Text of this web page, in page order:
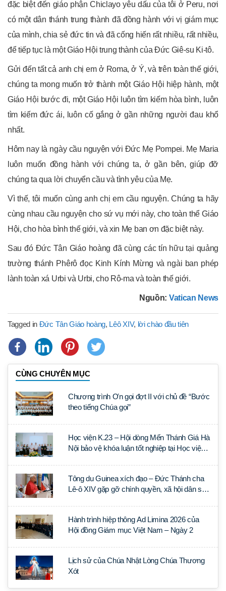
đặc biệt đến giáo phận Chiclayo yêu dấu của tôi ở Peru, nơi
có một dân thánh trung thành đã đồng hành với vị giám mục
của mình, chia sẻ đức tin và đã cống hiến rất nhiều, rất nhiều,
để tiếp tục là một Giáo Hội trung thành của Đức Giê-su Ki-tô.
Gửi đến tất cả anh chị em ở Roma, ở Ý, và trên toàn thế giới,
chúng ta mong muốn trở thành một Giáo Hội hiệp hành, một
Giáo Hội bước đi, một Giáo Hội luôn tìm kiếm hòa bình, luôn
tìm kiếm đức ái, luôn cố gắng ở gần những người đau khổ
nhất.
Hôm nay là ngày cầu nguyện với Đức Mẹ Pompei. Mẹ Maria
luôn muốn đồng hành với chúng ta, ở gần bên, giúp đỡ
chúng ta qua lời chuyển cầu và tình yêu của Mẹ.
Vì thế, tôi muốn cùng anh chị em cầu nguyện. Chúng ta hãy
cùng nhau cầu nguyện cho sứ vụ mới này, cho toàn thể Giáo
Hội, cho hòa bình thế giới, và xin Mẹ ban ơn đặc biệt này.
Sau đó Đức Tân Giáo hoàng đã cùng các tín hữu tại quảng
trường thánh Phêrô đọc Kinh Kính Mừng và ngài ban phép
lành toàn xá Urbi và Urbi, cho Rô-ma và toàn thế giới.
Nguồn: Vatican News
Tagged in Đức Tân Giáo hoàng, Lêô XIV, lời chào đầu tiên
CÙNG CHUYÊN MỤC
Chương trình Ơn gọi đợt II với chủ đề “Bước
theo tiếng Chúa gọi”
Học viện K.23 – Hội dòng Mến Thánh Giá Hà
Nội bảo vệ khóa luận tốt nghiệp tại Học viện
Tông du Guinea xích đạo – Đức Thánh cha
Lê-ô XIV gặp gỡ chính quyền, xã hội dân sự
Hành trình hiệp thông Ad Limina 2026 của
Hội đồng Giám mục Việt Nam – Ngày 2
Lịch sử của Chúa Nhật Lòng Chúa Thương
Xót